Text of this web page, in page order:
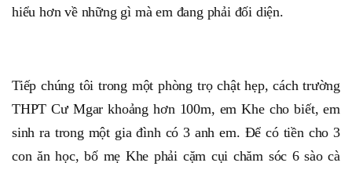
hiểu hơn về những gì mà em đang phải đối diện.
Tiếp chúng tôi trong một phòng trọ chật hẹp, cách trường
THPT Cư Mgar khoảng hơn 100m, em Khe cho biết, em
sinh ra trong một gia đình có 3 anh em. Để có tiền cho 3
con ăn học, bố mẹ Khe phải cặm cụi chăm sóc 6 sào cà